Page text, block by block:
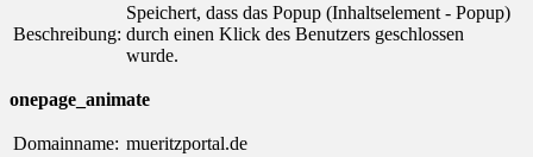
Beschreibung:
Speichert, dass das Popup (Inhaltselement - Popup)
durch einen Klick des Benutzers geschlossen
wurde.
onepage_animate
Domainname: mueritzportal.de